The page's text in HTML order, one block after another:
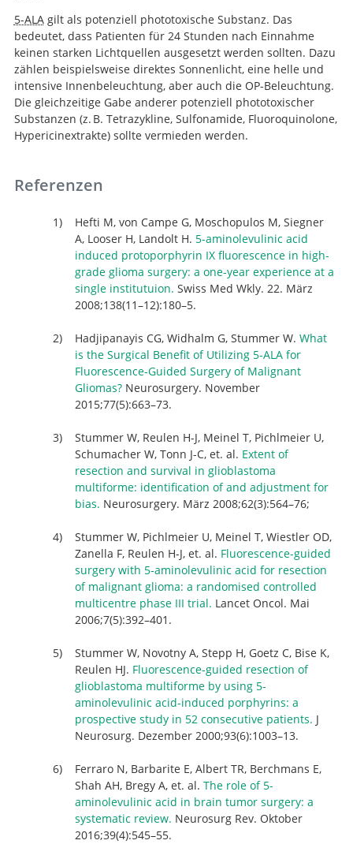
5-ALAgilt als potenziell phototoxische Substanz. Das
bedeutet, dass Patienten für 24 Stunden nach Einnahme
keinen starken Lichtquellen ausgesetzt werden sollten. Dazu
zählen beispielsweise direktes Sonnenlicht, eine helle und
intensive Innenbeleuchtung, aber auch die OP-Beleuchtung.
Die gleichzeitige Gabe anderer potenziell phototoxischer
Substanzen (z. B. Tetrazykline, Sulfonamide, Fluoroquinolone,
Hypericinextrakte) sollte vermieden werden.
Referenzen
Hefti M, von Campe G, Moschopulos M, Siegner
A, Looser H, Landolt H. 5-aminolevulinic acid
induced protoporphyrin IX fluorescence in high-
grade glioma surgery: a one-year experience at a
single institutuion. Swiss Med Wkly. 22. März
2008;138(11–12):180–5.
Hadjipanayis CG, Widhalm G, Stummer W. What
is the Surgical Benefit of Utilizing 5-ALA for
Fluorescence-Guided Surgery of Malignant
Gliomas?Neurosurgery. November
2015;77(5):663–73.
Stummer W, Reulen H-J, Meinel T, Pichlmeier U,
Schumacher W, Tonn J-C, et. al. Extent of
resection and survival in glioblastoma
multiforme: identification of and adjustment for
bias. Neurosurgery. März 2008;62(3):564–76;
Stummer W, Pichlmeier U, Meinel T, Wiestler OD,
Zanella F, Reulen H-J, et. al. Fluorescence-guided
surgery with 5-aminolevulinic acid for resection
of malignant glioma: a randomised controlled
multicentre phase III trial. Lancet Oncol. Mai
2006;7(5):392–401.
Stummer W, Novotny A, Stepp H, Goetz C, Bise K,
Reulen HJ. Fluorescence-guided resection of
glioblastoma multiforme by using 5-
aminolevulinic acid-induced porphyrins: a
prospective study in 52 consecutive patients. J
Neurosurg. Dezember 2000;93(6):1003–13.
Ferraro N, Barbarite E, Albert TR, Berchmans E,
Shah AH, Bregy A, et. al. The role of 5-
aminolevulinic acid in brain tumor surgery: a
systematic review. Neurosurg Rev. Oktober
2016;39(4):545–55.